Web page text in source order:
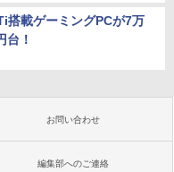
搭載ゲーミングPCが7万
台！
お問い合わせ
編集部へのご連絡